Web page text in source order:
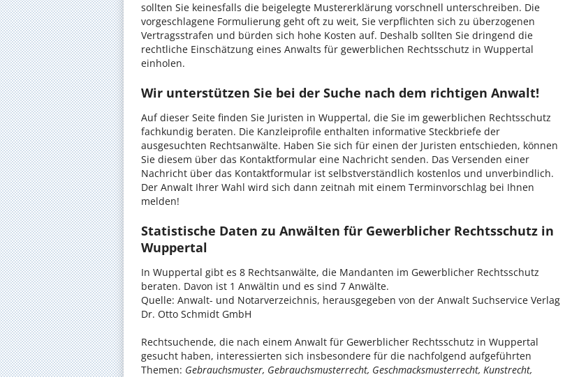
sollten Sie keinesfalls die beigelegte Mustererklärung vorschnell unterschreiben. Die
vorgeschlagene Formulierung geht oft zu weit, Sie verpflichten sich zu überzogenen
Vertragsstrafen und bürden sich hohe Kosten auf. Deshalb sollten Sie dringend die
rechtliche Einschätzung eines Anwalts für gewerblichen Rechtsschutz in Wuppertal
einholen.
Wir unterstützen Sie bei der Suche nach dem richtigen Anwalt!
Auf dieser Seite finden Sie Juristen in Wuppertal, die Sie im gewerblichen Rechtsschutz
fachkundig beraten. Die Kanzleiprofile enthalten informative Steckbriefe der
ausgesuchten Rechtsanwälte. Haben Sie sich für einen der Juristen entschieden, können
Sie diesem über das Kontaktformular eine Nachricht senden. Das Versenden einer
Nachricht über das Kontaktformular ist selbstverständlich kostenlos und unverbindlich.
Der Anwalt Ihrer Wahl wird sich dann zeitnah mit einem Terminvorschlag bei Ihnen
melden!
Statistische Daten zu Anwälten für Gewerblicher Rechtsschutz in
Wuppertal
In Wuppertal gibt es 8 Rechtsanwälte, die Mandanten im Gewerblicher Rechtsschutz
beraten. Davon ist 1 Anwältin und es sind 7 Anwälte.
Quelle: Anwalt- und Notarverzeichnis, herausgegeben von der Anwalt Suchservice Verlag
Dr. Otto Schmidt GmbH
Rechtsuchende, die nach einem Anwalt für Gewerblicher Rechtsschutz in Wuppertal
gesucht haben, interessierten sich insbesondere für die nachfolgend aufgeführten
Themen: Gebrauchsmuster, Gebrauchsmusterrecht, Geschmacksmusterrecht, Kunstrecht,